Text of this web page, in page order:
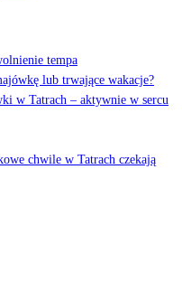
tempa
lub trwające wakacje?
w Tatrach – aktywnie w sercu
chwile w Tatrach czekają